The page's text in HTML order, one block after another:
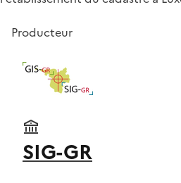
Producteur
SIG-GR